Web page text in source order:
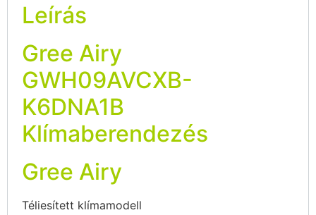
Leírás
Gree Airy
GWH09AVCXB-
K6DNA1B
Klímaberendezés
Gree Airy
Téliesített klímamodell